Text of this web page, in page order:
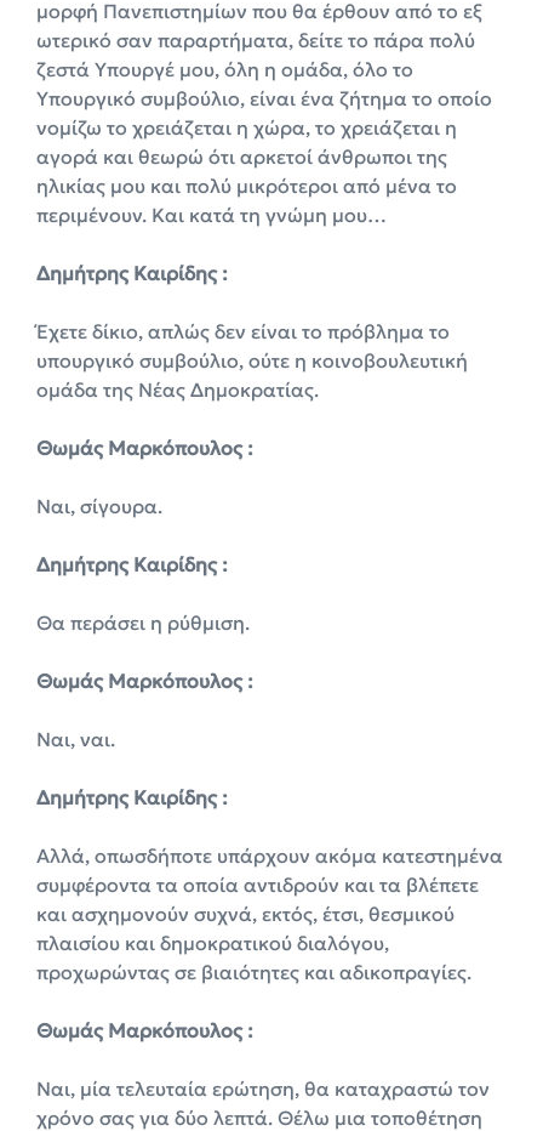
μορφή Πανεπιστημίων που θα έρθουν από το εξ
ωτερικό σαν παραρτήματα, δείτε το πάρα πολύ
ζεστά Υπουργέ μου, όλη η ομάδα, όλο το
Υπουργικό συμβούλιο, είναι ένα ζήτημα το οποίο
νομίζω το χρειάζεται η χώρα, το χρειάζεται η
αγορά και θεωρώ ότι αρκετοί άνθρωποι της
ηλικίας μου και πολύ μικρότεροι από μένα το
περιμένουν. Και κατά τη γνώμη μου…
Δημήτρης Καιρίδης :
Έχετε δίκιο, απλώς δεν είναι το πρόβλημα το
υπουργικό συμβούλιο, ούτε η κοινοβουλευτική
ομάδα της Νέας Δημοκρατίας.
Θωμάς Μαρκόπουλος :
Ναι, σίγουρα.
Δημήτρης Καιρίδης :
Θα περάσει η ρύθμιση.
Θωμάς Μαρκόπουλος :
Ναι, ναι.
Δημήτρης Καιρίδης :
Αλλά, οπωσδήποτε υπάρχουν ακόμα κατεστημένα
συμφέροντα τα οποία αντιδρούν και τα βλέπετε
και ασχημονούν συχνά, εκτός, έτσι, θεσμικού
πλαισίου και δημοκρατικού διαλόγου,
προχωρώντας σε βιαιότητες και αδικοπραγίες.
Θωμάς Μαρκόπουλος :
Ναι, μία τελευταία ερώτηση, θα καταχραστώ τον
χρόνο σας για δύο λεπτά. Θέλω μια τοποθέτηση